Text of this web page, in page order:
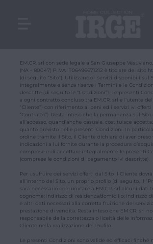
EM.CR. srl con sede legale a San Giuseppe
(NA – 80047) P.IVA IT06496671212 è titolare del sito
(di seguito “Sito”). Utilizzando i servizi disponibili sul
integralmente e senza riserve i Termini e le
descritte (di seguito le “Condizioni”). Le presenti
a ogni contratto concluso tra EM.CR. srl e l’utente
“Cliente”) con riferimento ai beni ed i servizi ivi
“Contratto”). Resta inteso che la permanenza sul
all’accesso, quand’anche casuale, costituisce
quanto previsto nelle presenti Condizioni. In
ordine tramite il Sito, il Cliente dichiara di aver
indicazioni a lui fornite durante la procedura
comprese e di accettare integralmente le presenti
(comprese le condizioni di pagamento ivi descritte).
Per usufruire dei servizi offerti dal Sito il Cliente dovrà
all’interno del Sito, un proprio profilo (di seguito, il
sarà necessario comunicare a EM.CR. srl alcuni dati
cognome; indirizzo di residenza/domicilio; indirizzo
e altri dati necessari alla corretta fruizione del
prestazione di vendita. Resta inteso che EM.CR. srl
responsabile della correttezza o liceità delle
Cliente nella realizzazione del Profilo.
Le presenti Condizioni sono valide ed efficaci finché